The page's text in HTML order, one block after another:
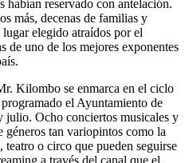
habían reservado con antelación.
más, decenas de familias y
elegido atraídos por el
de uno de los mejores exponentes
Kilombo se enmarca en el ciclo
el Ayuntamiento de
julio. Ocho conciertos musicales y
géneros tan variopintos como la
o circo que pueden seguirse
a través del canal que el